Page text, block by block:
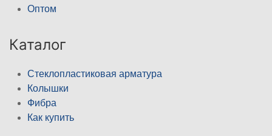
Оптом
Каталог
Стеклопластиковая арматура
Колышки
Фибра
Как купить